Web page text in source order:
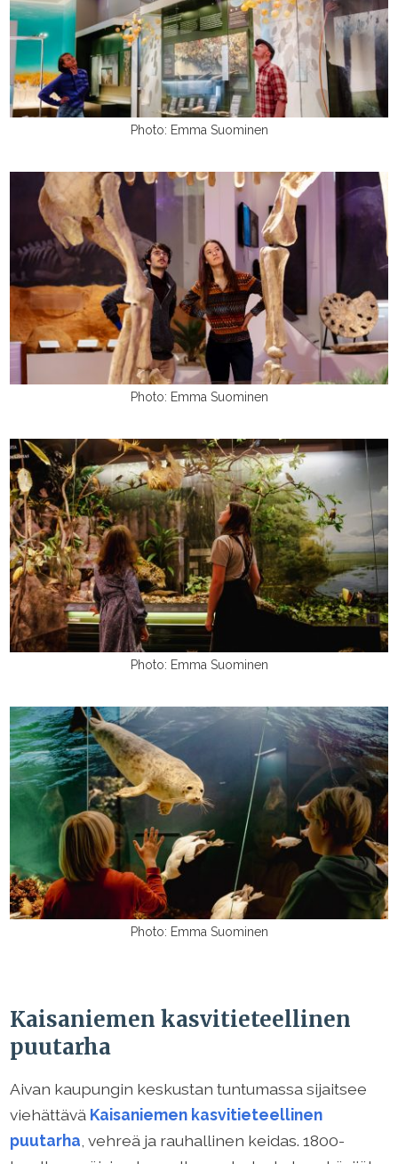
Photo: Emma Suominen
Photo: Emma Suominen
Photo: Emma Suominen
Photo: Emma Suominen
Kaisaniemen kasvitieteellinen
puutarha
Aivan kaupungin keskustan tuntumassa sijaitsee
viehättävä Kaisaniemen kasvitieteellinen
puutarha , vehreä ja rauhallinen keidas. 1800-